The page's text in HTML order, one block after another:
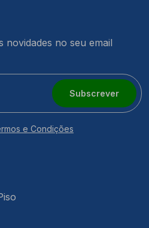
novidades no seu email
Subscrever
e Condições